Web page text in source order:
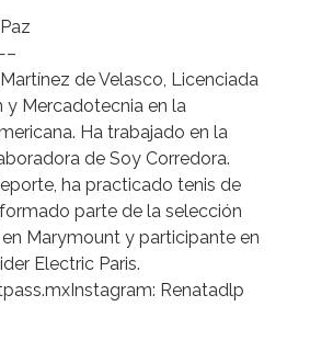
Paz
Martínez deVelasco, Licenciada
y Mercadotecnia en la
Ha trabajado en la
de Soy Corredora.
ha practicado tenis de
formado parte de la selección
en Marymount y participante en
Electric Paris.
Instagram: Renatadlp